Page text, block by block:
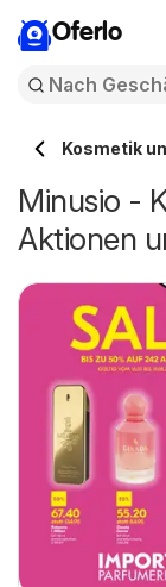
Oferlo
Kosmetik
Minusio -
Aktionen